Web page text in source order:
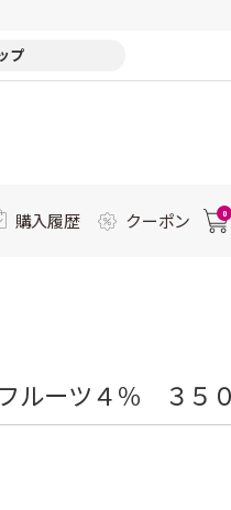
プ
購入履歴 クーポン 0
ルーツ４％ ３５